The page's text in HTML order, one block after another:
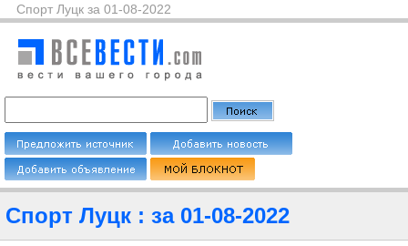
Спорт Луцк за 01-08-2022
Спорт Луцк : за 01-08-2022